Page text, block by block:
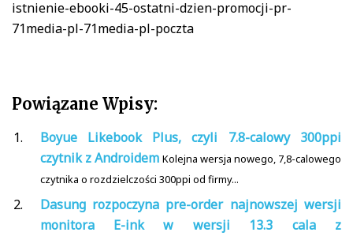
Powiązane Wpisy:
Boyue Likebook Plus, czyli 7.8-calowy 300ppi
czytnik z Androidem Kolejna wersja nowego, 7,8-calowego
czytnika o rozdzielczości 300ppi od firmy...
Dasung rozpoczyna pre-order najnowszej wersji
monitora E-ink w wersji 13.3 cala z